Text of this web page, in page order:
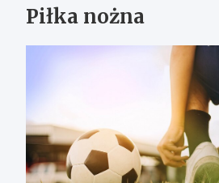
Piłka nożna